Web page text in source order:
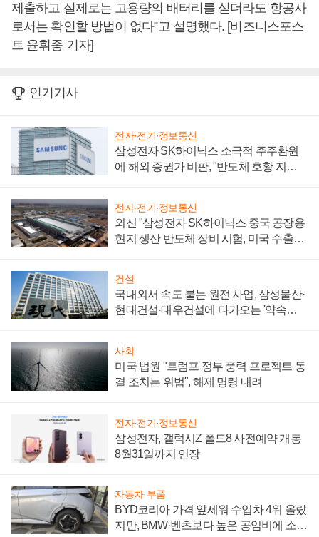
제출하고 실제로는 고용량의 배터리를 싣더라도 항공사
로서는 확인할 방법이 없다”고 설명했다. [비즈니스포스
트 윤휘종 기자]
인기기사
전자·전기·정보통신
삼성전자 SK하이닉스 소극적 주주환원
에 해외 증권가 비판, "반도체 호황 지속
전자·전기·정보통신
외신 "삼성전자 SK하이닉스 중국 공장용
현지 생산 반도체 장비 시험, 미국 수출통
건설
국내외서 속도 붙는 원전 사업, 삼성물산·
현대건설·대우건설에 다가오는 '약속의
사회
미국 법원 "트럼프 정부 풍력 프로젝트 동
결 조치는 위법", 해제 명령 내려
전자·전기·정보통신
삼성전자, 갤럭시Z 폴드8 사전예약 개통
8월31일까지 연장
자동차·부품
BYD코리아 가격 앞세워 수입차 4위 올랐
지만, BMW·벤츠보다 높은 공임비에 소비